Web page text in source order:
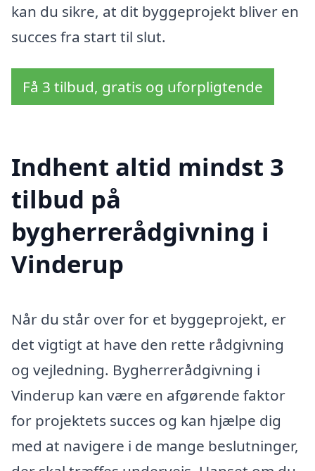
kan du sikre, at dit byggeprojekt bliver en
succes fra start til slut.
Få 3 tilbud, gratis og uforpligtende
Indhent altid mindst 3
tilbud på
bygherrerådgivning i
Vinderup
Når du står over for et byggeprojekt, er
det vigtigt at have den rette rådgivning
og vejledning. Bygherrerådgivning i
Vinderup kan være en afgørende faktor
for projektets succes og kan hjælpe dig
med at navigere i de mange beslutninger,